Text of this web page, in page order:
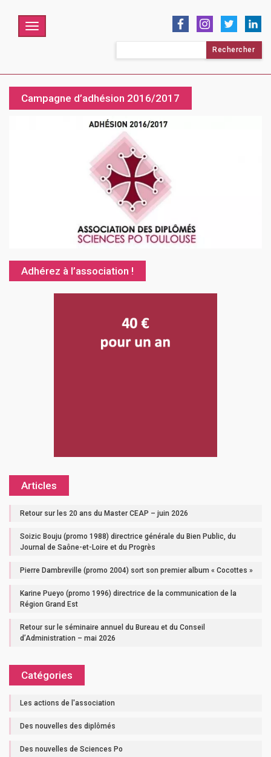
Menu
Campagne d’adhésion 2016/2017
Adhérez à l’association !
Articles
Retour sur les 20 ans du Master CEAP – juin 2026
Soizic Bouju (promo 1988) directrice générale du Bien Public, du
Journal de Saône-et-Loire et du Progrès
Pierre Dambreville (promo 2004) sort son premier album « Cocottes »
Karine Pueyo (promo 1996) directrice de la communication de la
Région Grand Est
Retour sur le séminaire annuel du Bureau et du Conseil
d’Administration – mai 2026
Catégories
Les actions de l'association
Des nouvelles des diplômés
Des nouvelles de Sciences Po